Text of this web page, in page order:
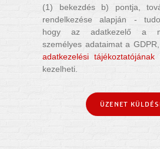
(1) bekezdés b) pontja,
rendelkezése alapján -
hogy az adatkezelő a
személyes adataimat a
adatkezelési tájékoztatójának
kezelheti.